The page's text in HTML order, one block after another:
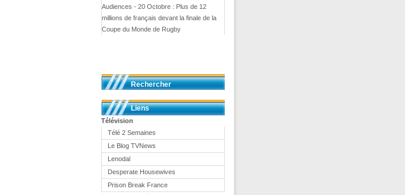
Audiences - 20 Octobre : Plus de 12
millions de français devant la finale de la
Coupe du Monde de Rugby
Rechercher
Liens
Télévision
Télé 2 Semaines
Le Blog TVNews
Lenodal
Desperate Housewives
Prison Break France